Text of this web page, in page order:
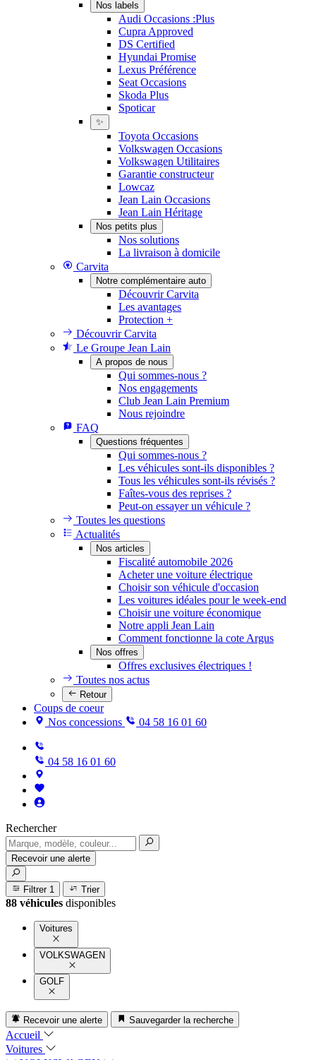
Nos labels
Audi Occasions :Plus
Cupra Approved
DS Certified
Hyundai Promise
Lexus Préférence
Seat Occasions
Skoda Plus
Spoticar
✨
Toyota Occasions
Volkswagen Occasions
Volkswagen Utilitaires
Garantie constructeur
Lowcaz
Jean Lain Occasions
Jean Lain Héritage
Nos petits plus
Nos solutions
La livraison à domicile
Carvita
Notre complémentaire auto
Découvrir Carvita
Les avantages
Protection +
Découvrir Carvita
Le Groupe Jean Lain
A propos de nous
Qui sommes-nous ?
Nos engagements
Club Jean Lain Premium
Nous rejoindre
FAQ
Questions fréquentes
Qui sommes-nous ?
Les véhicules sont-ils disponibles ?
Tous les véhicules sont-ils révisés ?
Faîtes-vous des reprises ?
Peut-on essayer un véhicule ?
Toutes les questions
Actualités
Nos articles
Fiscalité automobile 2026
Acheter une voiture électrique
Choisir son véhicule d'occasion
Les voitures idéales pour le week-end
Choisir une voiture économique
Notre appli Jean Lain
Comment fonctionne la cote Argus
Nos offres
Offres exclusives électriques !
Toutes nos actus
Retour
Coups de coeur
Nos concessions
04 58 16 01 60
04 58 16 01 60
Rechercher
Recevoir une alerte
Filtrer 1 Trier
88 véhicules disponibles
Voitures
VOLKSWAGEN
GOLF
Recevoir une alerte Sauvegarder la recherche
Accueil
Voitures